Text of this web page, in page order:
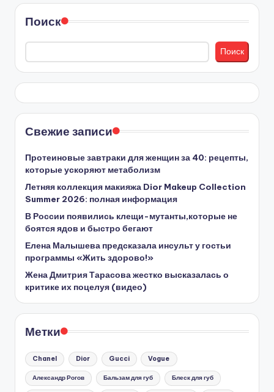
Поиск
Поиск
Свежие записи
Протеиновые завтраки для женщин за 40: рецепты,
которые ускоряют метаболизм
Летняя коллекция макияжа Dior Makeup Collection
Summer 2026: полная информация
В России появились клещи-мутанты,которые не
боятся ядов и быстро бегают
Елена Малышева предсказала инсульт у гостьи
программы «Жить здорово!»
Жена Дмитрия Тарасова жестко высказалась о
критике их поцелуя (видео)
Метки
Chanel Dior Gucci Vogue
Александр Рогов Бальзам для губ Блеск для губ